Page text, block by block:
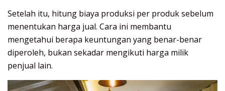
Setelah itu, hitung biaya produksi per produk sebelum
menentukan harga jual. Cara ini membantu
mengetahui berapa keuntungan yang benar-benar
diperoleh, bukan sekadar mengikuti harga milik
penjual lain.